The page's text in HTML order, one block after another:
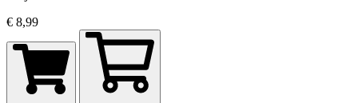
€ 8,99